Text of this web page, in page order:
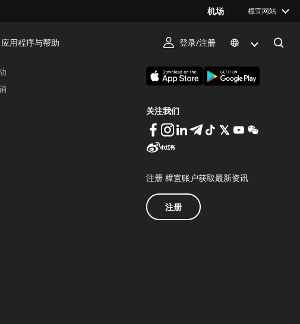
机场 樟宜网站
应用程序与帮助 登录/注册
关注我们
注册 樟宜账户获取最新资讯
注册